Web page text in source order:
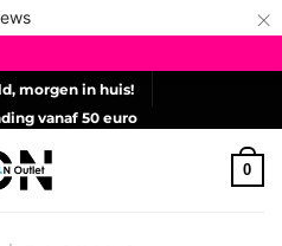
×
morgen in huis!
vanaf 50 euro
0